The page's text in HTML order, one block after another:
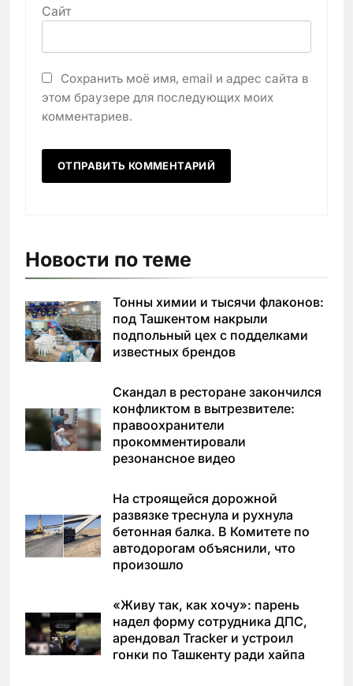
Сайт
Сохранить моё имя, email и адрес сайта в
этом браузере для последующих моих
комментариев.
Новости по теме
Тонны химии и тысячи флаконов:
под Ташкентом накрыли
подпольный цех с подделками
известных брендов
Скандал в ресторане закончился
конфликтом в вытрезвителе:
правоохранители
прокомментировали
резонансное видео
На строящейся дорожной
развязке треснула и рухнула
бетонная балка. В Комитете по
автодорогам объяснили, что
произошло
«Живу так, как хочу»: парень
надел форму сотрудника ДПС,
арендовал Tracker и устроил
гонки по Ташкенту ради хайпа